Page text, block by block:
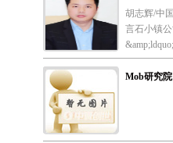
胡志辉/中
言石小镇
Mob研究